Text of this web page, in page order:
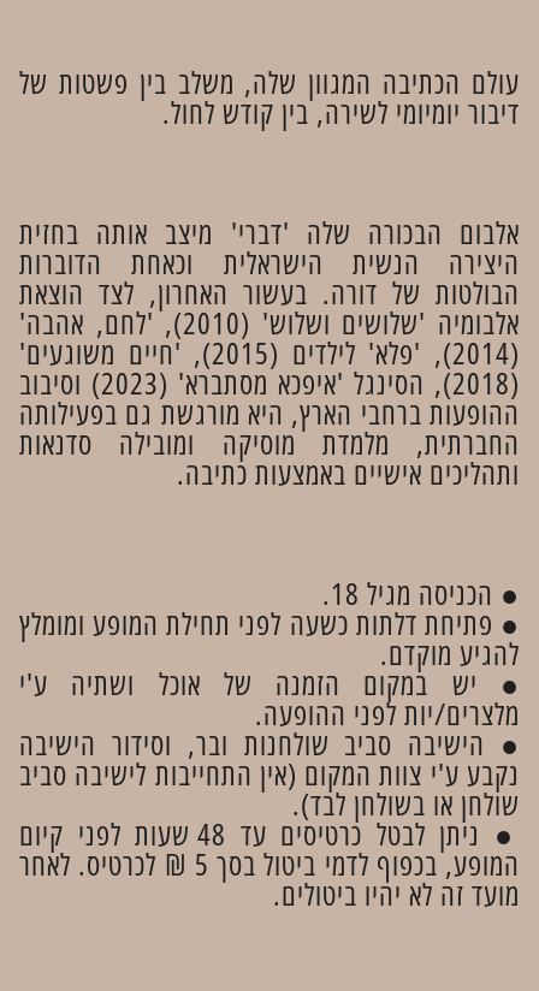
עולם הכתיבה המגוון שלה, משלב בין פשטות של
דיבור יומיומי לשירה, בין קודש לחול.
אלבום הבכורה שלה 'דברי' מיצב אותה בחזית
היצירה הנשית הישראלית וכאחת הדוברות
הבולטות של דורה. בעשור האחרון, לצד הוצאת
אלבומיה 'שלושים ושלוש' (2010), 'לחם, אהבה'
(2014), 'פלא' לילדים (2015), 'חיים משוגעים'
(2018), הסינגל 'איפכא מסתברא' (2023) וסיבוב
ההופעות ברחבי הארץ, היא מורגשת גם בפעילותה
החברתית, מלמדת מוסיקה ומובילה סדנאות
ותהליכים אישיים באמצעות כתיבה.
● הכניסה מגיל 18.
● פתיחת דלתות כשעה לפני תחילת המופע ומומלץ
להגיע מוקדם.
● יש במקום הזמנה של אוכל ושתיה ע'י
מלצרים/יות לפני ההופעה.
● הישיבה סביב שולחנות ובר, וסידור הישיבה
נקבע ע'י צוות המקום (אין התחייבות לישיבה סביב
שולחן או בשולחן לבד).
● ניתן לבטל כרטיסים עד 48 שעות לפני קיום
המופע, בכפוף לדמי ביטול בסך 5 ₪ לכרטיס. לאחר
מועד זה לא יהיו ביטולים.